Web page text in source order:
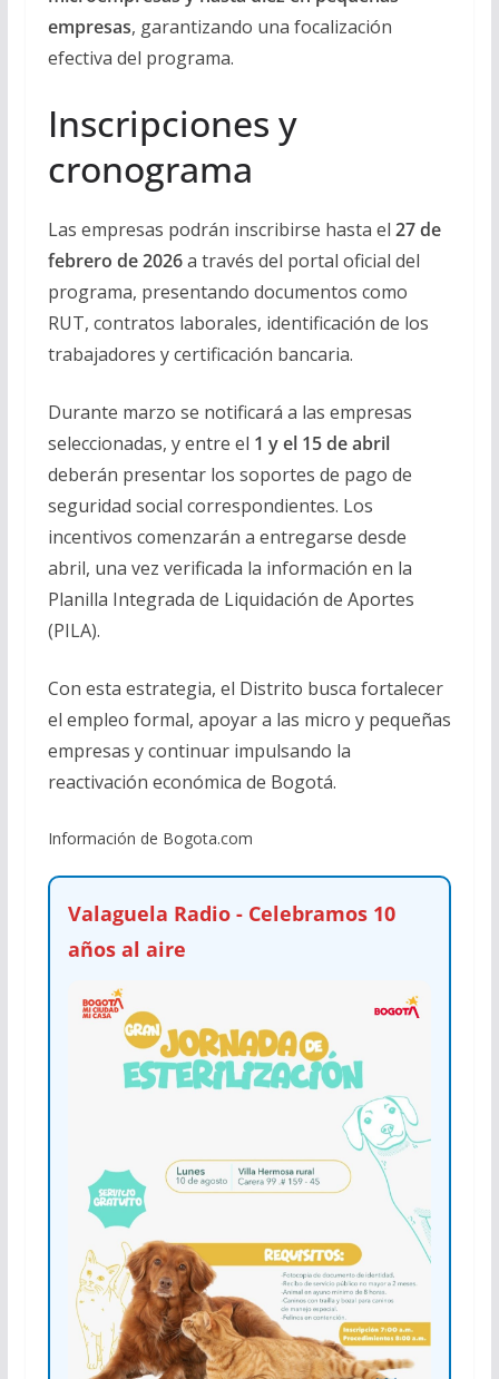
empresas, garantizando una focalización
efectiva del programa.
Inscripciones y
cronograma
Las empresas podrán inscribirse hasta el 27 de
febrero de 2026a través del portal oficial del
programa, presentando documentos como
RUT, contratos laborales, identificación de los
trabajadores y certificación bancaria.
Durante marzo se notificará a las empresas
seleccionadas, y entre el 1 y el 15 de abril
deberán presentar los soportes de pago de
seguridad social correspondientes. Los
incentivos comenzarán a entregarse desde
abril, una vez verificada la información en la
Planilla Integrada de Liquidación de Aportes
(PILA).
Con esta estrategia, el Distrito busca fortalecer
el empleo formal, apoyar a las micro y pequeñas
empresas y continuar impulsando la
reactivación económica de Bogotá.
Información de Bogota.com
Valaguela Radio - Celebramos 10
años al aire